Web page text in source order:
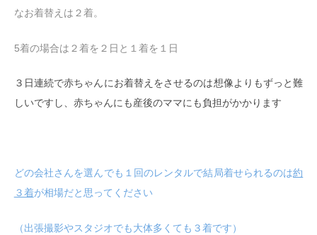
なお着替えは２着。
5着の場合は２着を２日と１着を１日
３日連続で赤ちゃんにお着替えをさせるのは想像よりもずっと難
しいですし、赤ちゃんにも産後のママにも負担がかかります
どの会社さんを選んでも１回のレンタルで結局着せられるのは約
３着が相場だと思ってください
（出張撮影やスタジオでも大体多くても３着です）